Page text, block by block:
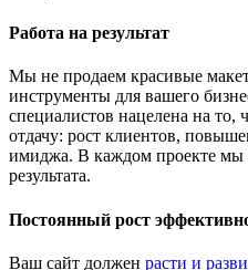
Работа на результат
Мы не продаем красивые
инструменты для вашего
специалистов нацелена на
отдачу: рост клиентов,
имиджа. В каждом проекте
результата.
Постоянный рост
Ваш сайт должен расти и